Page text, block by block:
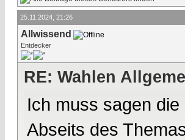
25.11.2024, 21:26
Allwissend
Entdecker
RE: Wahlen
Ich muss sagen
Abseits des